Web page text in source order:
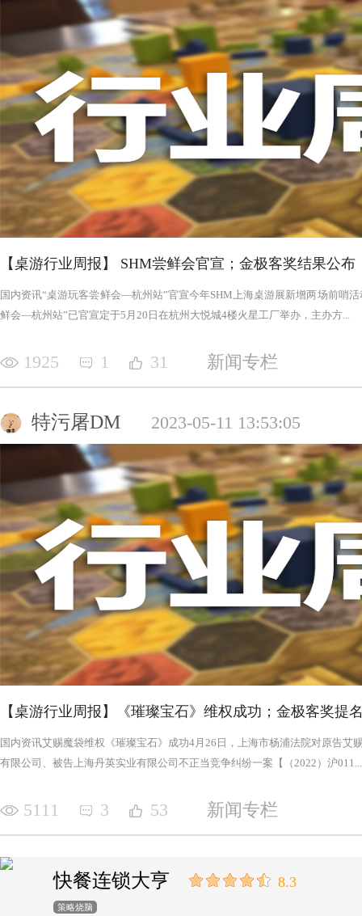
否进入罪恶的回合，鉴于次数有限以及是在英雄之后，这对
雄在场上存活的时间推移，英雄会变得更强，为了不断重创
日记录表，末日记录表上的数字越大，罪恶将会变得愈加难
竭尽全力后，仍要凭着压倒性的力量夷平土地。 与罪恶相对应的，是英雄阵营。每一次游戏，会在众
多英雄中（基础是七个，扩展中还有二十个左右）选择七个
的能力，也各有侧重，这一点的设计使游戏可玩度更高。然
的危机，英雄的每次行动都需要深思熟虑，与队友的配合显
英雄更是需要不断搜寻装备武装自己，然而每一轮的装备数
英雄为了目标浴血奋战，然而行动有限，资源有限，英雄们
战、面对压力的人来说，英雄的阵营将让你沉浸于此。，而
我体验的六局里，只扮演了一次罪恶，大多数作为英雄时，
游戏，不仅仅是挑战，而是它本身加入的运气因素和策略程
实现的艰巨挑战。大家有机会确实值得尝试！
【桌游行业周报】 SHM尝鲜会官宣；金极客奖结果公布
国内资讯“桌游玩客尝鲜会—杭州站”官宣今年SHM上海桌游展新增两场前哨
鲜会—杭州站”已官宣定于5月20日在杭州大悦城4楼火星工厂举办，主办方...
1925 1 31 新闻专栏
特污屠DM 2023-05-11 13:53:05
【桌游行业周报】《璀璨宝石》维权成功；金极客奖提
国内资讯艾赐魔袋维权《璀璨宝石》成功4月26日，上海市杨浦法院对原告艾
有限公司、被告上海丹英实业有限公司不正当竞争纠纷一案【（2022）沪011...
5111 3 53 新闻专栏
快餐连锁大亨 8.3
策略烧脑